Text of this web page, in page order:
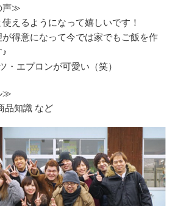
声≫
えるようになって嬉しいです！
が得意になって今では家でもご飯を作
・エプロンが可愛い（笑）
≫
品知識 など